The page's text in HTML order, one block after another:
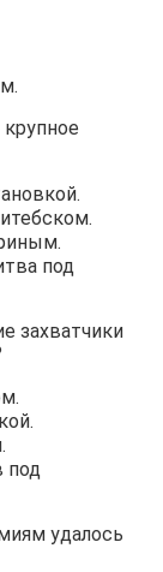
под
захватчики
под
удалось